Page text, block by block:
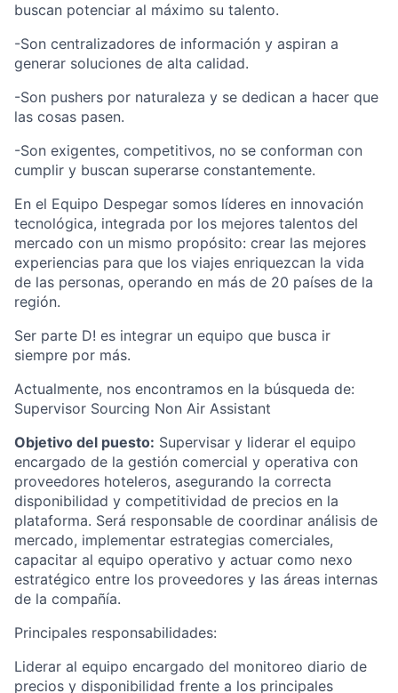
buscan potenciar al máximo su talento.
-Son centralizadores de información y aspiran a
generar soluciones de alta calidad.
-Son pushers por naturaleza y se dedican a hacer que
las cosas pasen.
-Son exigentes, competitivos, no se conforman con
cumplir y buscan superarse constantemente.
En el Equipo Despegar somos líderes en innovación
tecnológica, integrada por los mejores talentos del
mercado con un mismo propósito: crear las mejores
experiencias para que los viajes enriquezcan la vida
de las personas, operando en más de 20 países de la
región.
Ser parte D! es integrar un equipo que busca ir
siempre por más.
Actualmente, nos encontramos en la búsqueda de:
Supervisor Sourcing Non Air Assistant
Objetivo del puesto: Supervisar y liderar el equipo
encargado de la gestión comercial y operativa con
proveedores hoteleros, asegurando la correcta
disponibilidad y competitividad de precios en la
plataforma. Será responsable de coordinar análisis de
mercado, implementar estrategias comerciales,
capacitar al equipo operativo y actuar como nexo
estratégico entre los proveedores y las áreas internas
de la compañía.
Principales responsabilidades:
Liderar al equipo encargado del monitoreo diario de
precios y disponibilidad frente a los principales